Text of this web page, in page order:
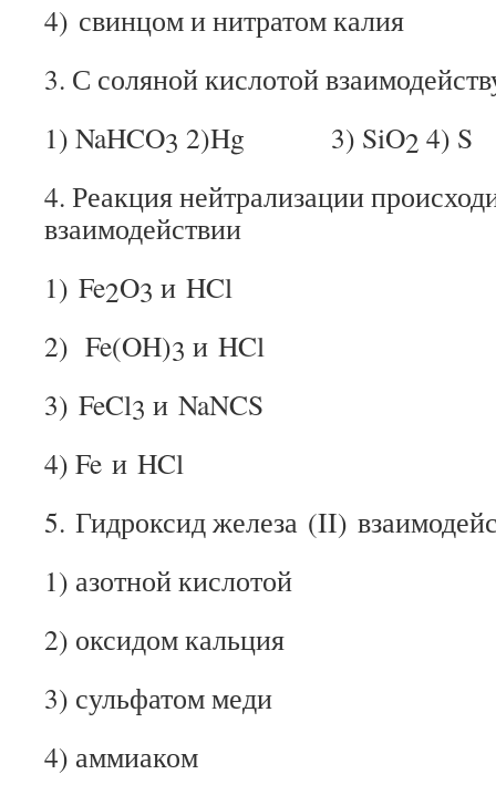
4) свинцом и нитратом калия
3. С соляной кислотой
1) NaHCO3 2)Hg 3) SiO2 4) S
4. Реакция нейтрализации
взаимодействии
1) Fe2O3 и HCl
2) Fe(OH)3 и HCl
3) FeCl3 и NaNCS
4) Fe и HCl
5. Гидроксид железа (II)
1) азотной кислотой
2) оксидом кальция
3) сульфатом меди
4) аммиаком